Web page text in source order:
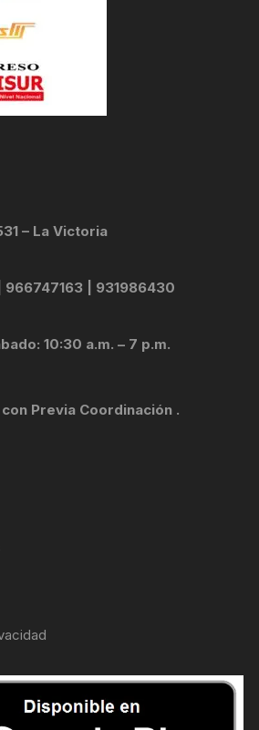
– La Victoria
966747163 | 931986430
10:30 a.m. – 7 p.m.
Previa Coordinación .